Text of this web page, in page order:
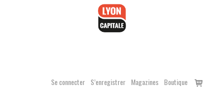
Se connecter S’enregistrer Magazines Boutique
Voir